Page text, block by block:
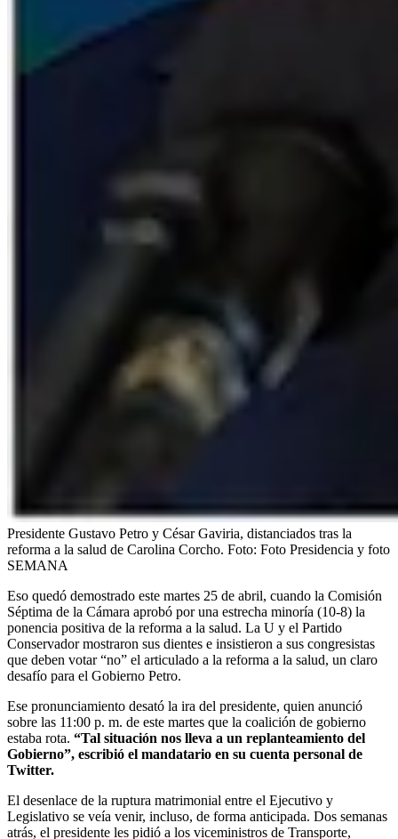
Presidente Gustavo Petro y César Gaviria, distanciados tras la
reforma a la salud de Carolina Corcho. Foto: Foto Presidencia y foto
SEMANA
Eso quedó demostrado este martes 25 de abril, cuando la Comisión
Séptima de la Cámara aprobó por una estrecha minoría (10-8) la
ponencia positiva de la reforma a la salud. La U y el Partido
Conservador mostraron sus dientes e insistieron a sus congresistas
que deben votar “no” el articulado a la reforma a la salud, un claro
desafío para el Gobierno Petro.
Ese pronunciamiento desató la ira del presidente, quien anunció
sobre las 11:00 p. m. de este martes que la coalición de gobierno
estaba rota. “Tal situación nos lleva a un replanteamiento del
Gobierno”, escribió el mandatario en su cuenta personal de
Twitter.
El desenlace de la ruptura matrimonial entre el Ejecutivo y
Legislativo se veía venir, incluso, de forma anticipada. Dos semanas
atrás, el presidente les pidió a los viceministros de Transporte,